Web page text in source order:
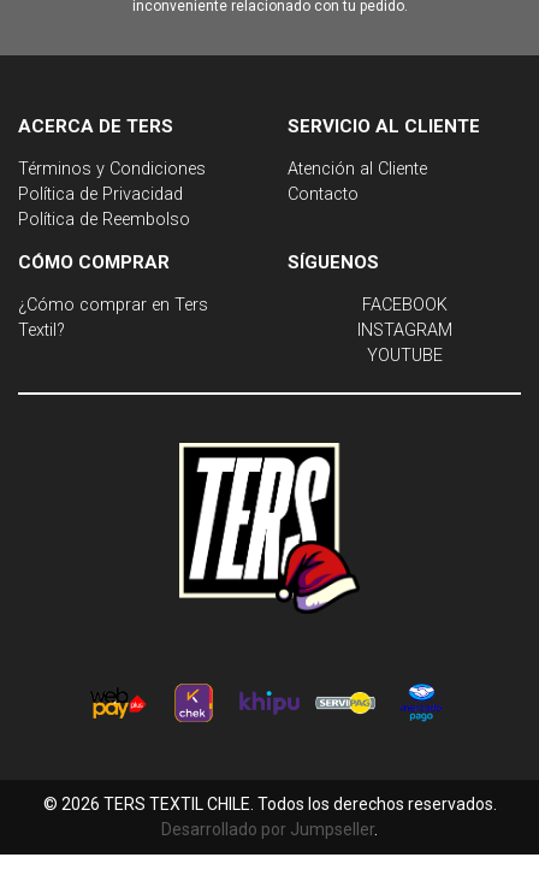
inconveniente relacionado con tu pedido.
ACERCA DE TERS
Términos y Condiciones
Política de Privacidad
Política de Reembolso
SERVICIO AL CLIENTE
Atención al Cliente
Contacto
CÓMO COMPRAR
¿Cómo comprar en Ters
Textil?
SÍGUENOS
FACEBOOK
INSTAGRAM
YOUTUBE
© 2026 TERS TEXTIL CHILE. Todos los derechos reservados.
Desarrollado por Jumpseller.